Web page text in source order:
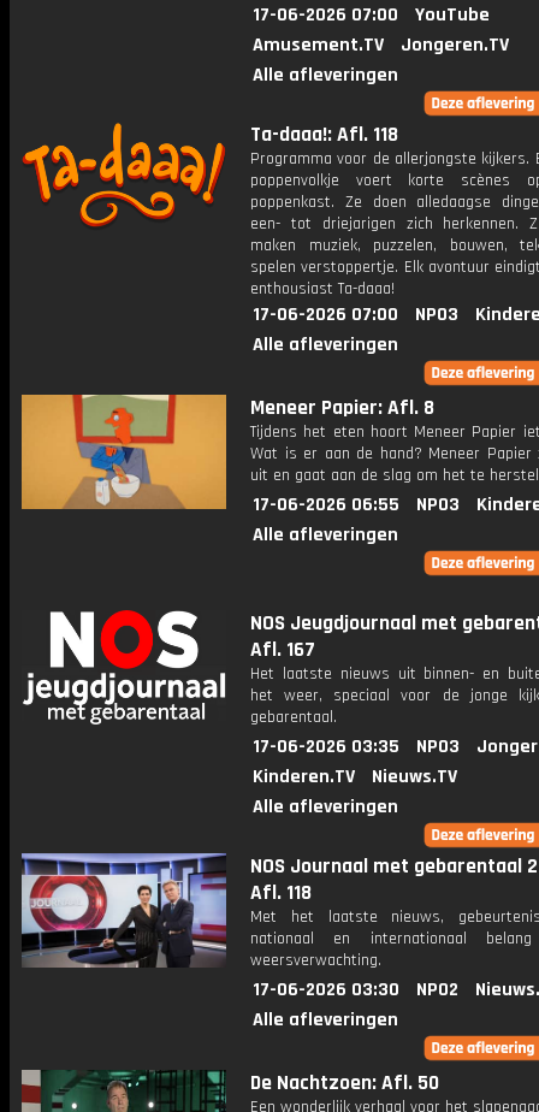
17-06-2026 07:00
YouTube
Amusement.TV
Jongeren.TV
Alle afleveringen
Ta-daaa!: Afl. 118
Programma voor de allerjongste kijkers.
poppenvolkje voert korte scènes
poppenkast. Ze doen alledaagse
een- tot driejarigen zich herkennen.
maken muziek, puzzelen, bouwen,
spelen verstoppertje. Elk avontuur
enthousiast Ta-daaa!
17-06-2026 07:00 NPO3
Alle afleveringen
Meneer Papier: Afl. 8
Tijdens het eten hoort Meneer Papier
Wat is er aan de hand? Meneer Papier
uit en gaat aan de slag om het te
17-06-2026 06:55 NPO3
Alle afleveringen
NOS Jeugdjournaal met
Afl. 167
Het laatste nieuws uit binnen- en
het weer, speciaal voor de jonge
gebarentaal.
17-06-2026 03:35 NPO3
Kinderen.TV
Nieuws.TV
Alle afleveringen
NOS Journaal met gebarentaal
Afl. 118
Met het laatste nieuws,
nationaal en internationaal
weersverwachting.
17-06-2026 03:30 NPO2
Alle afleveringen
De Nachtzoen: Afl. 50
Een wonderlijk verhaal voor het